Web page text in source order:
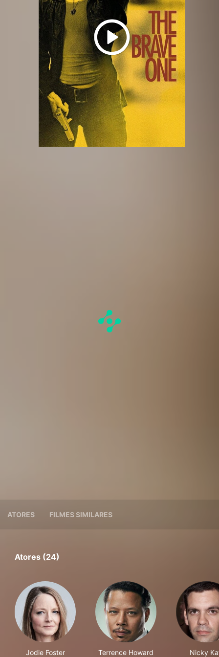
ATORES FILMES SIMILARES
Atores (24)
Jodie Foster
Terrence Howard
Nicky